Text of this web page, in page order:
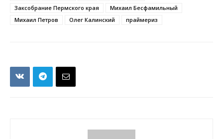
Заксобрание Пермского края
Михаил Бесфамильный
Михаил Петров
Олег Калинский праймериз